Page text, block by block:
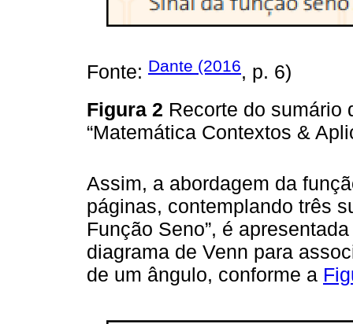
Fonte: Dante (2016, p. 6)
Figura 2 Recorte do sumário
“Matemática Contextos &
Assim, a abordagem da
páginas, contemplando três
Função Seno”, é
diagrama de Venn para
de um ângulo, conforme a